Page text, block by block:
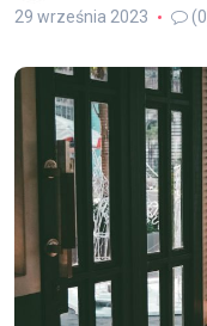
29 września 2023